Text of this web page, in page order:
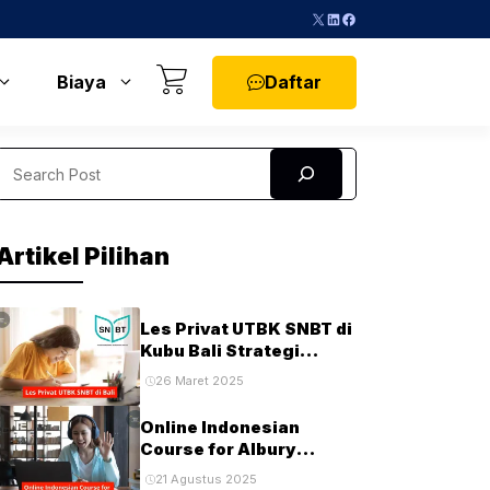
X LinkedIn
Facebook
Biaya Daftar
Pilihan
Les Privat UTBK SNBT di
Kubu Bali Strategi
Terbaik untuk Sukses di
26 Maret 2025
Online Indonesian
Course for Albury
Students and
21 Agustus 2025